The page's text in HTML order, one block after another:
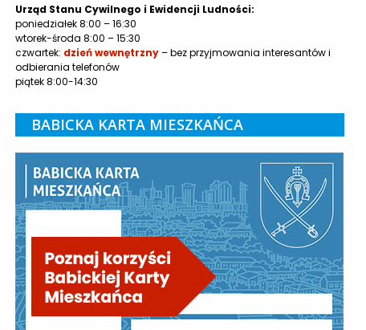
Urząd Stanu Cywilnego i Ewidencji Ludności:
poniedziałek 8:00 – 16:30
wtorek-środa 8:00 – 15:30
czwartek: dzień wewnętrzny– bez przyjmowania interesantów i
odbierania telefonów
piątek 8:00-14:30
BABICKA KARTA MIESZKAŃCA